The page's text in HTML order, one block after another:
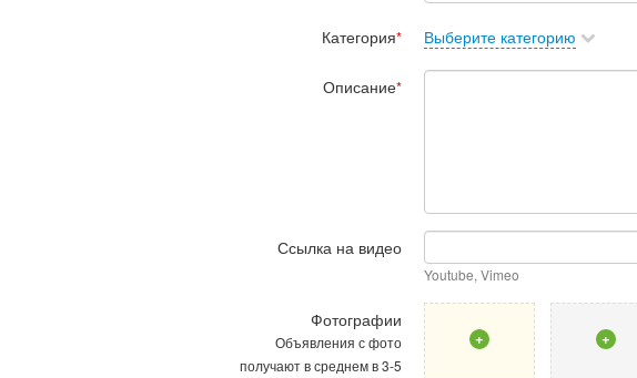
Категория* Выберите категорию
Описание*
Ссылка на видео
Youtube, Vimeo
Фотографии
Объявления с фото
получают в среднем в 3-5
+ +